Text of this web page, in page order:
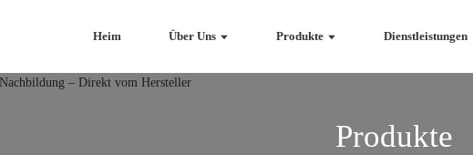
Heim Über Uns Produkte Dienstleistungen
Produkte